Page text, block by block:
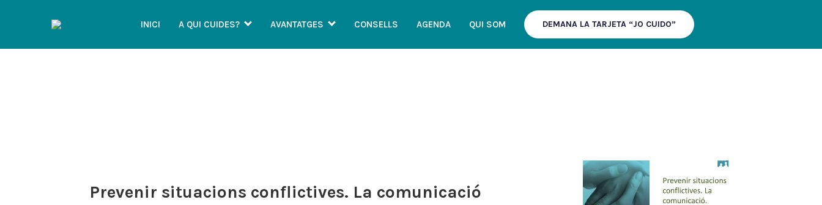
INICI A QUI CUIDES? AVANTATGES CONSELLS AGENDA QUI SOM DEMANA LA TARJETA “JO CUIDO”
Prevenir situacions conflictives. La comunicació